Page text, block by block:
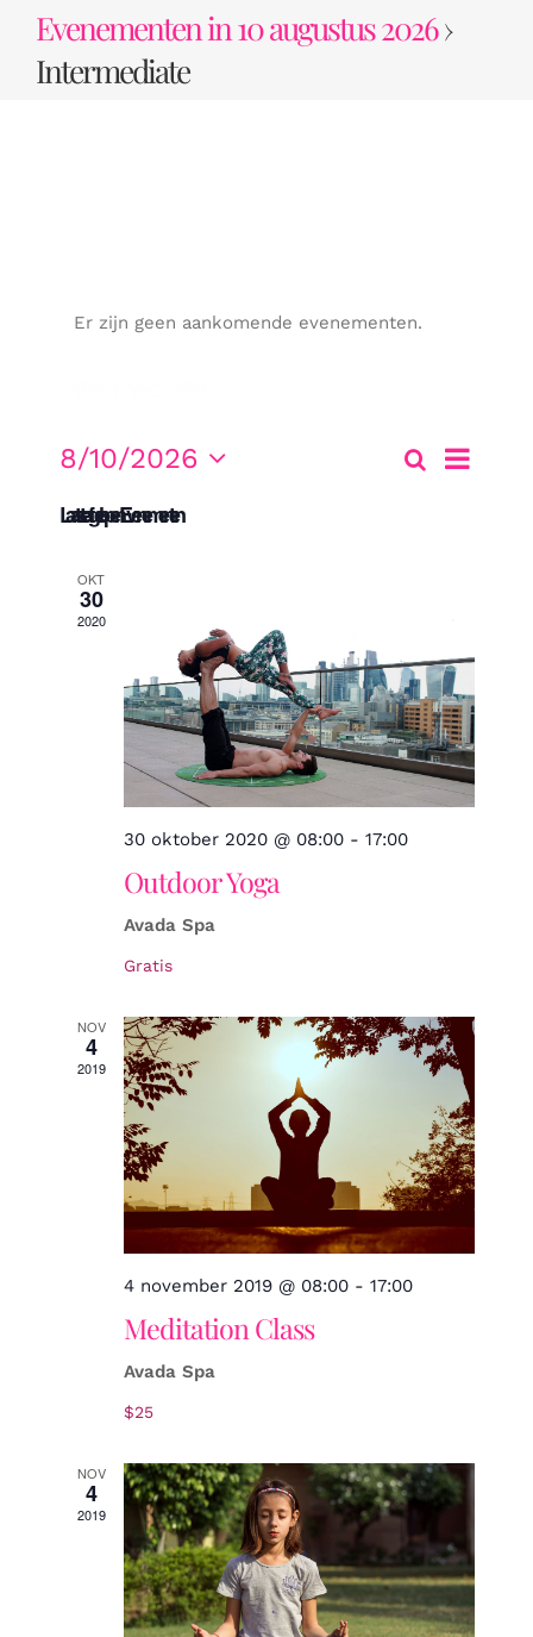
inhoud
Evenementen in 10 augustus 2026›
Intermediate
Er zijn geen aankomende evenementen.
en
Zoeken
Dag
8/10/2026
een
Laatste afgelopen Evenementen
OKT
30
2020
30 oktober 2020 @ 08:00- 17:00
Outdoor Yoga
Avada Spa
Gratis
NOV
4
2019
4 november 2019 @ 08:00- 17:00
Meditation Class
Avada Spa
$25
NOV
4
2019